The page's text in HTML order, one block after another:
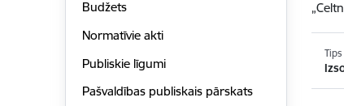
Budžets
Normatīvie akti
Publiskie līgumi
Pašvaldības publiskais pārskats
Tips